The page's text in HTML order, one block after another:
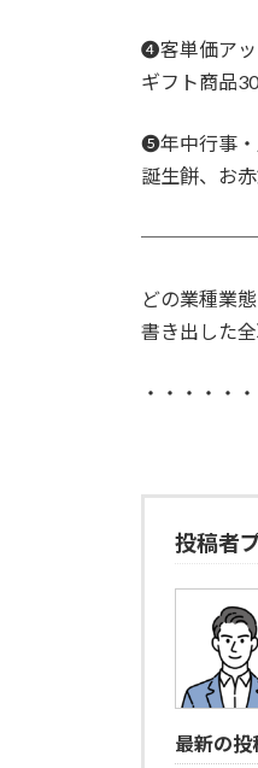
➍客単価アッ
ギフト商品
➎年中行事・
誕生餅、お
どの業種業
書き出した
・・・・・
投稿者
最新の投